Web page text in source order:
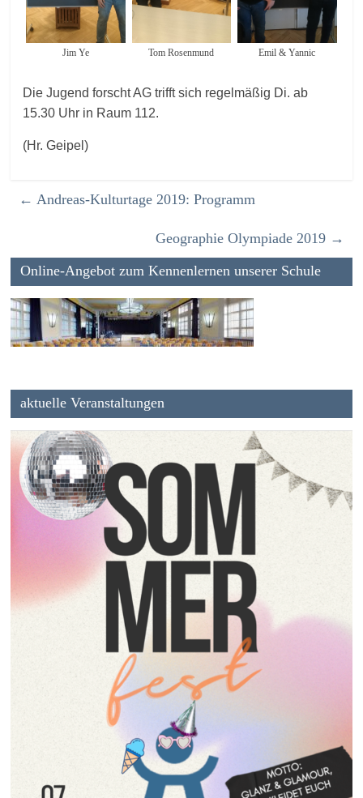
Jim Ye Tom Rosenmund Emil & Yannic
Die Jugend forscht AG trifft sich regelmäßig Di. ab
15.30 Uhr in Raum 112.
(Hr. Geipel)
← Andreas-Kulturtage 2019: Programm
Geographie Olympiade 2019 →
Online-Angebot zum Kennenlernen unserer Schule
aktuelle Veranstaltungen